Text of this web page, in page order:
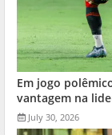
Em jogo
vantagem na
July 30, 2026